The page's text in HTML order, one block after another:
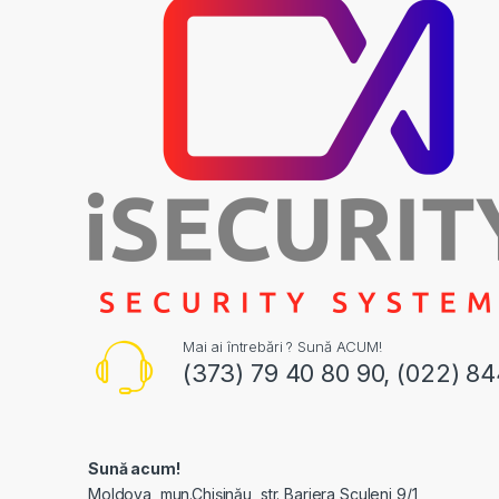
Mai ai întrebări ? Sună ACUM!
(373) 79 40 80 90, (022)
Sună acum!
Moldova, mun.Chișinău, str. Bariera Sculeni 9/1